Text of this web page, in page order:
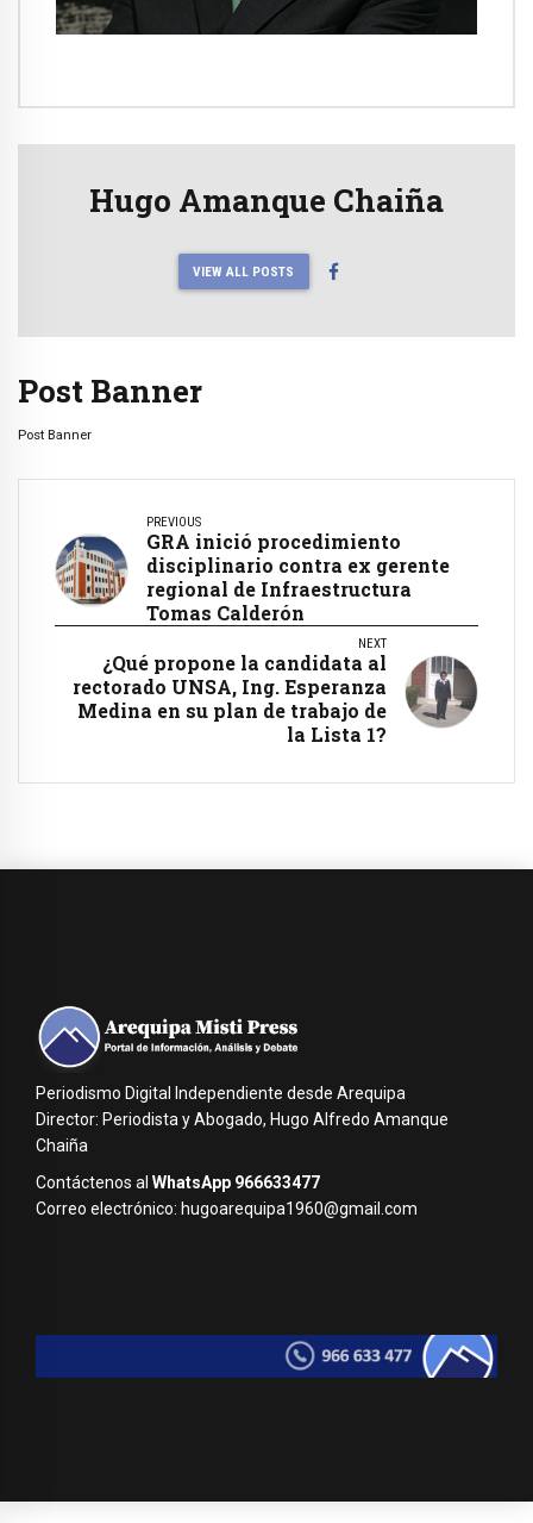
Hugo Amanque Chaiña
VIEW ALL POSTS
Post Banner
Post Banner
PREVIOUS
GRA inició procedimiento
disciplinario contra ex gerente
regional de Infraestructura
Tomas Calderón
NEXT
¿Qué propone la candidata al
rectorado UNSA, Ing. Esperanza
Medina en su plan de trabajo de
la Lista 1?
Periodismo Digital Independiente desde Arequipa
Director: Periodista y Abogado, Hugo Alfredo Amanque
Chaiña
Contáctenos al WhatsApp 966633477
Correo electrónico: hugoarequipa1960@gmail.com